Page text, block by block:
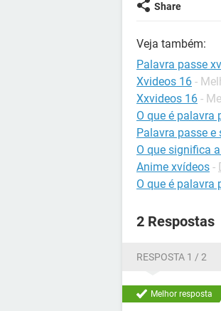
Share
Veja também:
Palavra passe
Xvideos 16 -
Xxvideos 16 -
O que é palavra
Palavra passe e
O que significa
Anime xvídeos -
O que é palavra
2 Respostas
RESPOSTA 1 / 2
Melhor resposta